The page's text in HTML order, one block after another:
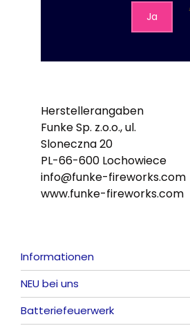
Ja
Herstellerangaben
Funke Sp. z.o.o., ul.
Sloneczna 20
PL-66-600 Lochowiece
info@funke-fireworks.com
www.funke-fireworks.com
Informationen
NEU bei uns
Alle anzeigen
Batteriefeuerwerk